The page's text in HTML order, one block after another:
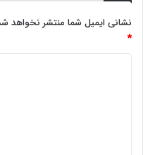
نشانی ایمیل شما منتشر نخواهد
*